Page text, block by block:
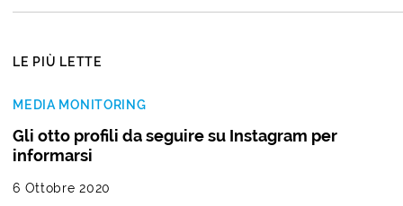
LE PIÙ LETTE
MEDIA MONITORING
Gli otto profili da seguire su Instagram per
informarsi
6 Ottobre 2020